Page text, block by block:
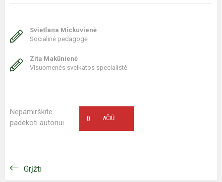
Svietlana Mickuvienė
Socialinė pedagogė
Zita Makūnienė
Visuomenės sveikatos specialistė
Nepamirškite
padėkoti autoriui
AČIŪ
0
Grįžti